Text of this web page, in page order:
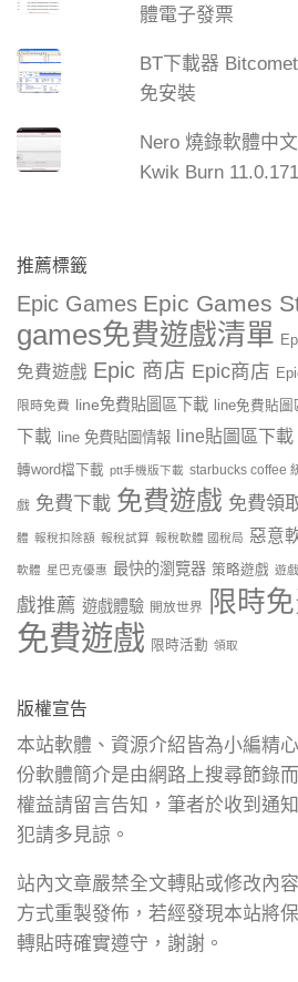
體電子發票
BT下載器
免安裝
Nero 燒錄軟體中
Kwik Burn
推薦標籤
Epic Games Epic Games
games免費遊戲清單
免費遊戲 Epic 商店 Epic商店
限時免費 line免費貼圖區下載 line免費貼圖
下載
line 免費貼圖情報 line貼圖區下載
轉word檔下載 ptt手機版下載 starbucks coffee
戲 免費下載 免費遊戲 免費領
體 報稅扣除額 報稅試算 報稅軟體 國稅局 惡意
軟體 星巴克優惠 最快的瀏覽器 策略遊戲 遊戲
戲推薦 遊戲體驗 開放世界 限時
免費遊戲 限時活動 領取
版權宣告
本站軟體、資源介紹皆為小編精
份軟體簡介是由網路上搜尋節錄
權益請留言告知，筆者於收到通
犯請多見諒。
站內文章嚴禁全文轉貼或修改內
方式重製發佈，若經發現本站將
轉貼時確實遵守，謝謝。